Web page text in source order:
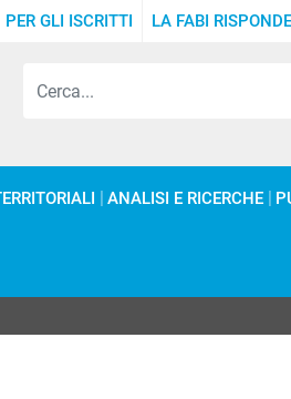
PER GLI ISCRITTI LA FABI RISPONDE
ANALISI E RICERCHE